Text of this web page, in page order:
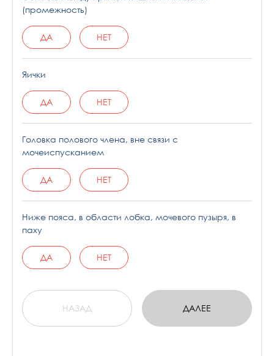
(промежность)
ДА НЕТ
Яички
ДА НЕТ
Головка полового члена, вне связи с
мочеиспусканием
ДА НЕТ
Ниже пояса, в области лобка, мочевого пузыря, в
паху
ДА НЕТ
НАЗАД ДАЛЕЕ